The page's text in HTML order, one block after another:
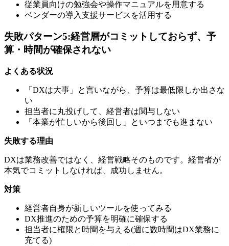
従業員向けの勉強会や操作マニュアルを用意する
ベンダーの導入支援サービスを活用する
失敗パターン5:経営層がコミットしておらず、予
算・時間が確保されない
よくある状況
「DXは大事」と言いながら、予算は最低限しか出さな
い
担当者に丸投げして、経営者は関与しない
「本業が忙しいから後回し」といつまでも進まない
失敗する理由
DXは業務改善ではなく、経営戦略そのものです。経営者が
本気でコミットしなければ、成功しません。
対策
経営者自身が新しいツールを使ってみる
DX推進のための予算を明確に確保する
担当者に権限と時間を与える(週に数時間はDX業務に
充てる)